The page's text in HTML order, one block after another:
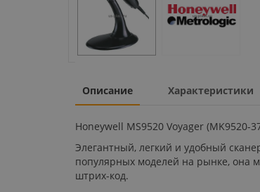
Описание Характеристики
Honeywell MS9520 Voyager (MK9520-
Элегантный, легкий и удобный
популярных моделей на рынке, она
штрих-код.